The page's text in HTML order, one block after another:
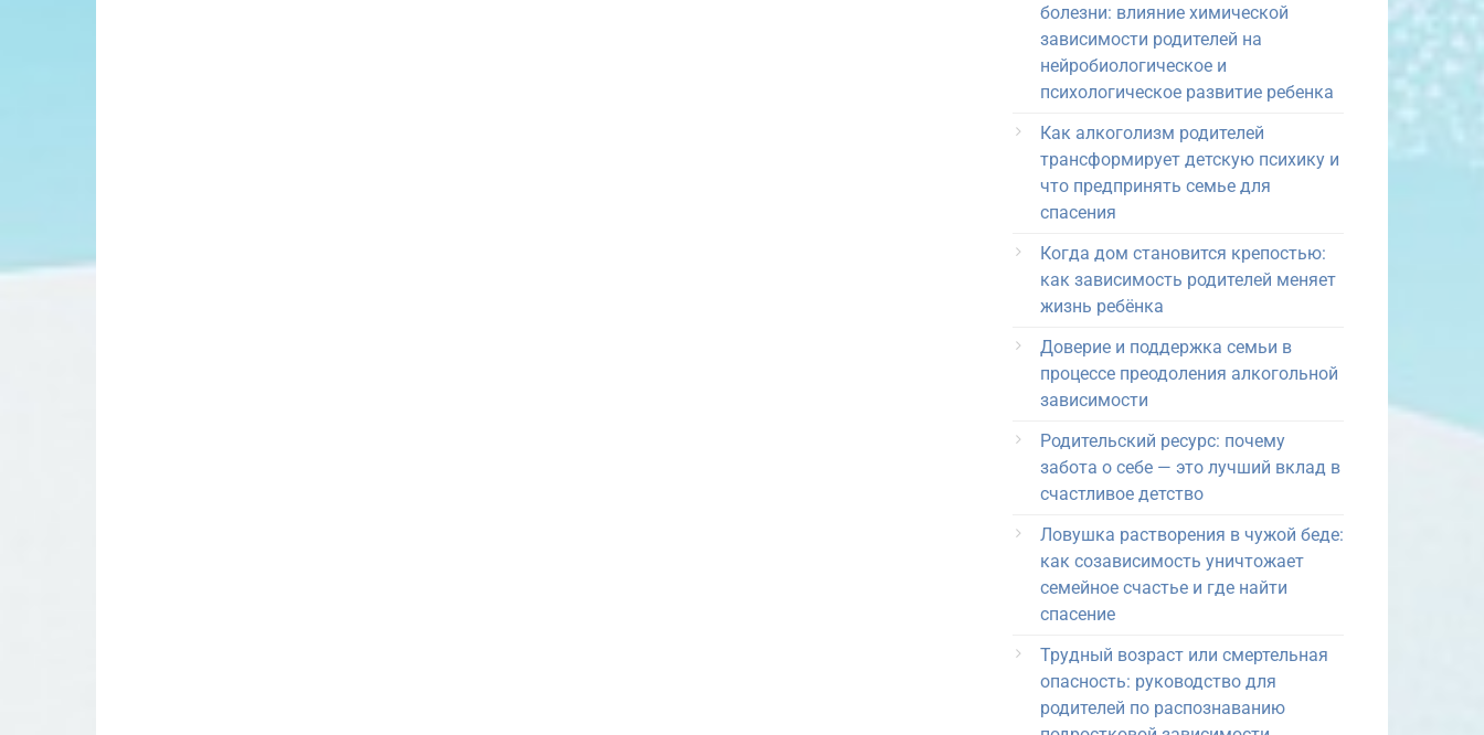
болезни: влияние химической
зависимости родителей на
нейробиологическое и
психологическое развитие ребенка
Как алкоголизм родителей
трансформирует детскую психику и
что предпринять семье для
спасения
Когда дом становится крепостью:
как зависимость родителей меняет
жизнь ребёнка
Доверие и поддержка семьи в
процессе преодоления алкогольной
зависимости
Родительский ресурс: почему
забота о себе — это лучший вклад в
счастливое детство
Ловушка растворения в чужой беде:
как созависимость уничтожает
семейное счастье и где найти
спасение
Трудный возраст или смертельная
опасность: руководство для
родителей по распознаванию